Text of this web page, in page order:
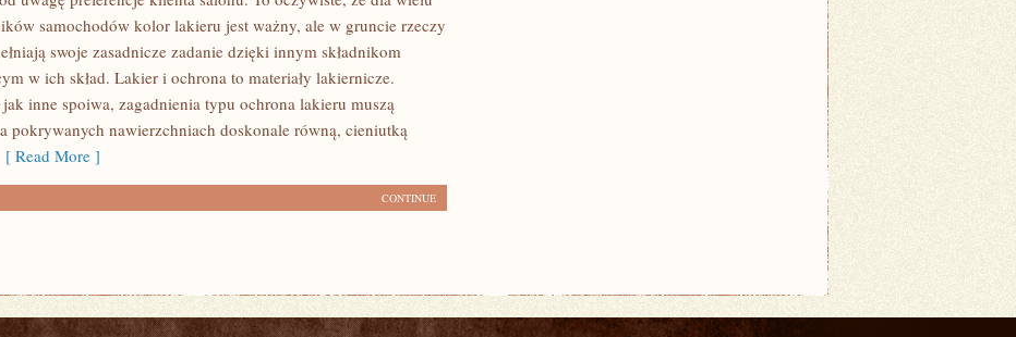
samochodów kolor lakieru jest ważny, ale w gruncie rzeczy
swoje zasadnicze zadanie dzięki innym składnikom
w ich skład. Lakier i ochrona to materiały lakiernicze.
inne spoiwa, zagadnienia typu ochrona lakieru muszą
pokrywanych nawierzchniach doskonale równą, cieniutką
[ Read More ]
CONTINUE